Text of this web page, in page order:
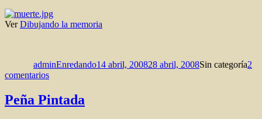
VerDibujando la memoria
adminEnredando14 abril, 200828 abril, 2008Sin categoría2
comentariosen
la
memoria
Peña Pintada